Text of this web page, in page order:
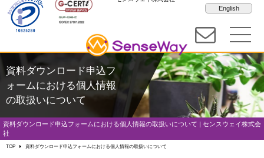
English
資料ダウンロード申込フ
ォームにおける個人情報
の取扱いについて
資料ダウンロード申込フォームにおける個人情報の取扱いについて | センスウェイ株式会
社
TOP 資料ダウンロード申込フォームにおける個人情報の取扱いについて